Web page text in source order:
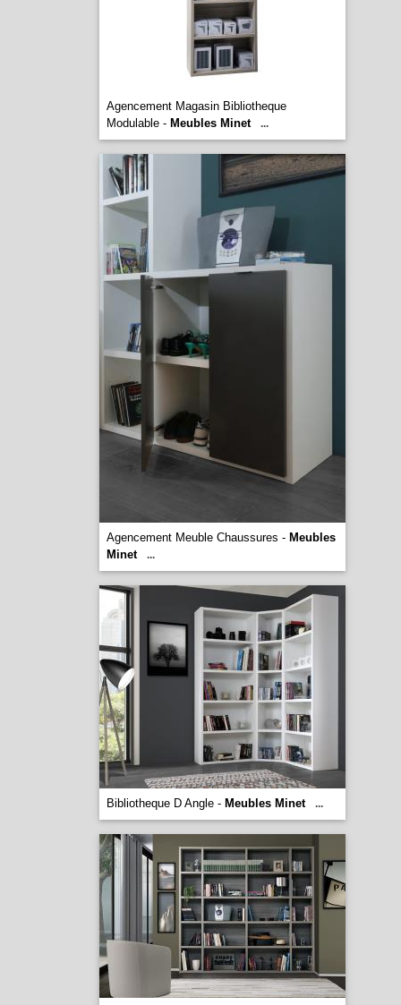
Agencement Magasin Bibliotheque
Modulable - Meubles Minet ...
Agencement Meuble Chaussures - Meubles
Minet
...
Bibliotheque D Angle - Meubles Minet ...